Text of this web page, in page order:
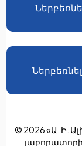
© 2026 «Ա. Ի.